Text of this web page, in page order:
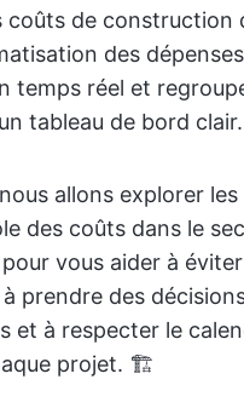
coûts de construction
des
temps réel et
tableau de bord clair.
allons explorer les
des coûts dans le
vous aider à
prendre des
et à respecter le
projet. 🏗️